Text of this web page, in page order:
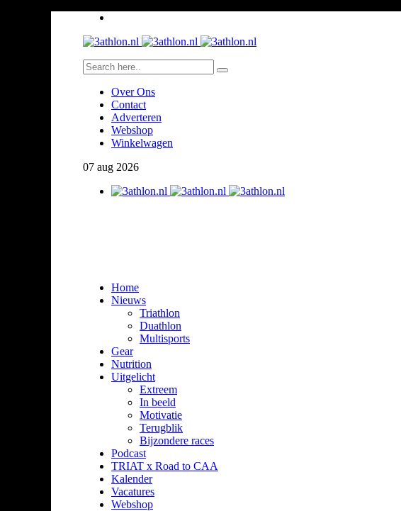
Over Ons
Contact
Adverteren
Webshop
Winkelwagen
07 aug 2026
Home
Nieuws
Triathlon
Duathlon
Multisports
Gear
Nutrition
Uitgelicht
Extreem
In beeld
Motivatie
Terugblik
Bijzondere races
Podcast
TRIAT x Road to CAA
Kalender
Vacatures
Webshop